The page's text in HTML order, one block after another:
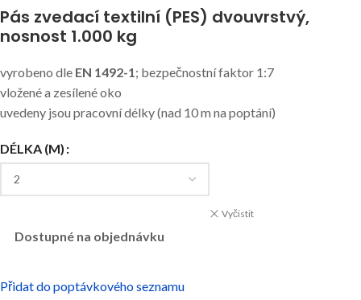
Pás zvedací textilní (PES) dvouvrstvý,
nosnost 1.000 kg
vyrobeno dle EN 1492-1 ; bezpečnostní faktor 1:7
vložené a zesílené oko
uvedeny jsou pracovní délky (nad 10 m na poptání)
DÉLKA (M)
Vyčistit
Dostupné na objednávku
Přidat do poptávkového seznamu